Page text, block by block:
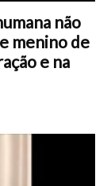
não
menino de
e na